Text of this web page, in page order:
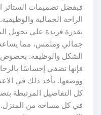
فبفضل تصميمات الستائر
الراحة الجمالية
بقدرة فريدة على تحويل
جمالي وملمس، مما يساعد
الشكل والوظيفة. بخصوص
فإنها تضفي إحساسًا
ووضعها. بأخذ ذلك في
كل التفاصيل المرتبطة
في كل مساحة من المنزل.